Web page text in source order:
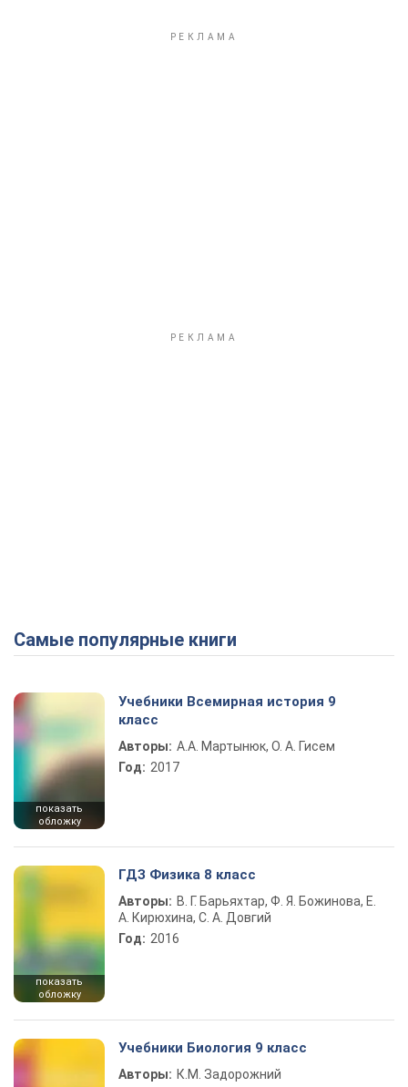
Самые популярные книги
показать
обложку
Учебники Всемирная история 9
класс
Авторы: А.А. Мартынюк, О. А. Гисем
Год: 2017
показать
обложку
ГДЗ Физика 8 класс
Авторы: В. Г. Барьяхтар, Ф. Я. Божинова, Е.
А. Кирюхина, С. А. Довгий
Год: 2016
Учебники Биология 9 класс
Авторы: К.М. Задорожний